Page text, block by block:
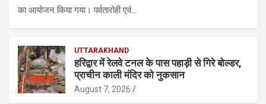
का आयोजन किया गया। पर्वतारोही एवं…
UTTARAKHAND
हरिद्वार में रेलवे टनल के पास पहाड़ी से गिरे बोल्डर,
प्राचीन काली मंदिर को नुकसान
August 7, 2026